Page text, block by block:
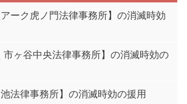
アーク虎ノ門法律事務所】の消滅時効
市ヶ谷中央法律事務所】の消滅時効の
池法律事務所】の消滅時効の援用